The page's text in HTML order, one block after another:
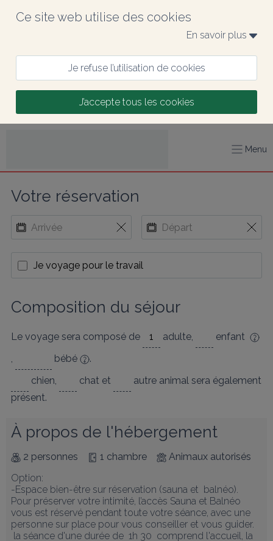
Ce site web utilise des cookies
En savoir plus
Je refuse l’utilisation de cookies
J’accepte tous les cookies
Menu
Votre réservation
Je voyage pour le travail
Composition du séjour
Le voyage sera composé de adulte,
enfant
,
bébé
.
chien, chat et autre animal sera également
présent.
À propos de l'hébergement
2 personnes 1 chambre
Animaux autorisés
Option:
-Espace bien-être sur réservation (sauna et  balnéo).
Pour préserver votre intimité, l’accès Sauna et Balnéo
vous est réservé pendant toute votre séance, avec une
personne sur place pour vous conseiller et vous guider.